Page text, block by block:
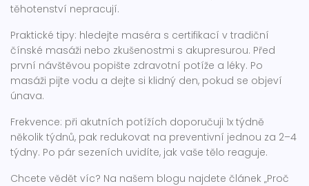
těhotenství nepracují.
Praktické tipy: hledejte maséra s certifikací v tradiční
čínské masáži nebo zkušenostmi s akupresurou. Před
první návštěvou popište zdravotní potíže a léky. Po
masáži pijte vodu a dejte si klidný den, pokud se objeví
únava.
Frekvence: při akutních potížích doporučuji 1x týdně
několik týdnů, pak redukovat na preventivní jednou za 2–4
týdny. Po pár sezeních uvidíte, jak vaše tělo reaguje.
Chcete vědět víc? Na našem blogu najdete článek „Proč